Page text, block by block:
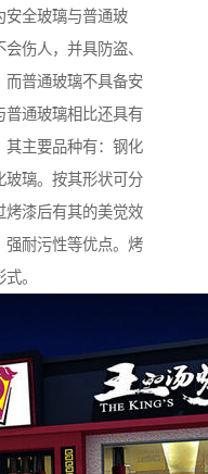
安全玻璃与普通玻
伤人，并具防盗、
而普通玻璃不具备安
普通玻璃相比还具有
其主要品种有：钢化
玻璃。按其形状可分
烤漆后有其的美觉效
强耐污性等优点。烤
。